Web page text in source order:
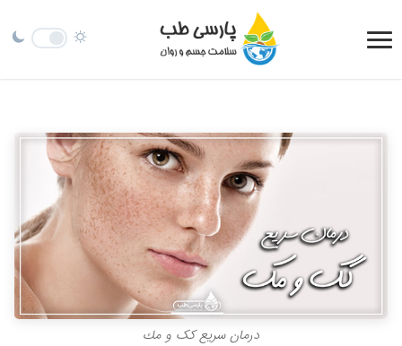
درمان سریع كک و مك